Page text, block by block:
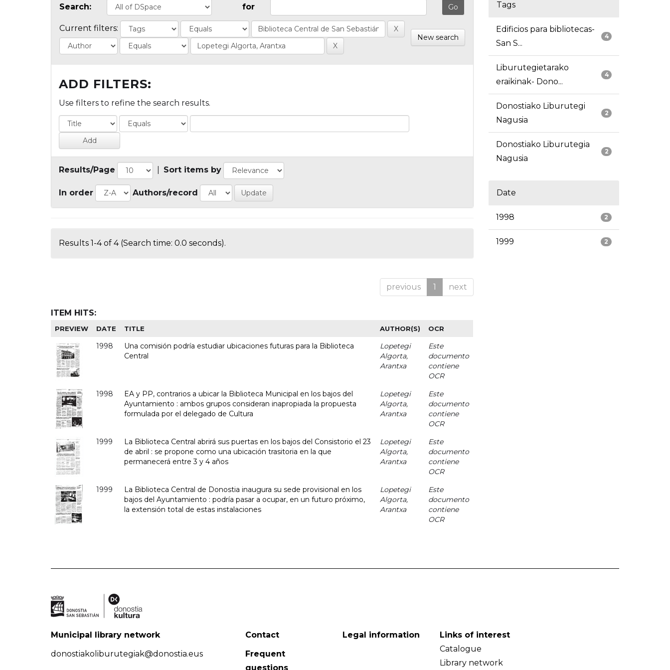
Search: for
Current filters:
New search
ADD FILTERS:
Use filters to refine the search results.
Results/Page Sort items by
In order Authors/record
Results 1-4 of 4 (Search time: 0.0 seconds).
previous 1 next
ITEM HITS:
PREVIEW DATE TITLE AUTHOR(S) OCR
1998
Una comisión podría estudiar ubicaciones futuras para la Biblioteca
Central
Lopetegi
Algorta,
Arantxa
Este
documento
contiene
OCR
1998
EA y PP, contrarios a ubicar la Biblioteca Municipal en los bajos del
Ayuntamiento : ambos grupos consideran inapropiada la propuesta
formulada por el delegado de Cultura
Lopetegi
Algorta,
Arantxa
Este
documento
contiene
OCR
1999
La Biblioteca Central abrirá sus puertas en los bajos del Consistorio el 23
de abril : se propone como una ubicación trasitoria en la que
permanecerá entre 3 y 4 años
Lopetegi
Algorta,
Arantxa
Este
documento
contiene
OCR
1999
La Biblioteca Central de Donostia inaugura su sede provisional en los
bajos del Ayuntamiento : podría pasar a ocupar, en un futuro próximo,
la extensión total de estas instalaciones
Lopetegi
Algorta,
Arantxa
Este
documento
contiene
OCR
Tags
4
Edificios para bibliotecas-
San S...
4
Liburutegietarako
eraikinak- Dono...
2
Donostiako Liburutegi
Nagusia
2
Donostiako Liburutegia
Nagusia
Date
2
1998
2
1999
Municipal library network
donostiakoliburutegiak@donostia.eus
Contact
Frequent
questions
Legal information
Links of interest
Catalogue
Library network